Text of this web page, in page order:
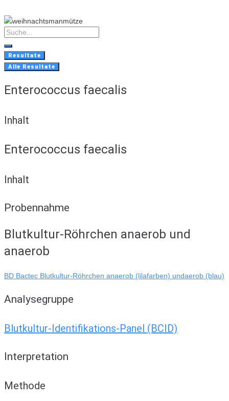
to
content
Search
...
Resultate
Alle Resultate
Enterococcus faecalis
Inhalt
Enterococcus faecalis
Inhalt
Probennahme
Blutkultur-Röhrchen anaerob und
anaerob
BD Bactec Blutkultur-Röhrchen anaerob (lilafarben) undaerob (blau)
Analysegruppe
Blutkultur-Identifikations-Panel (BCID)
Interpretation
Methode